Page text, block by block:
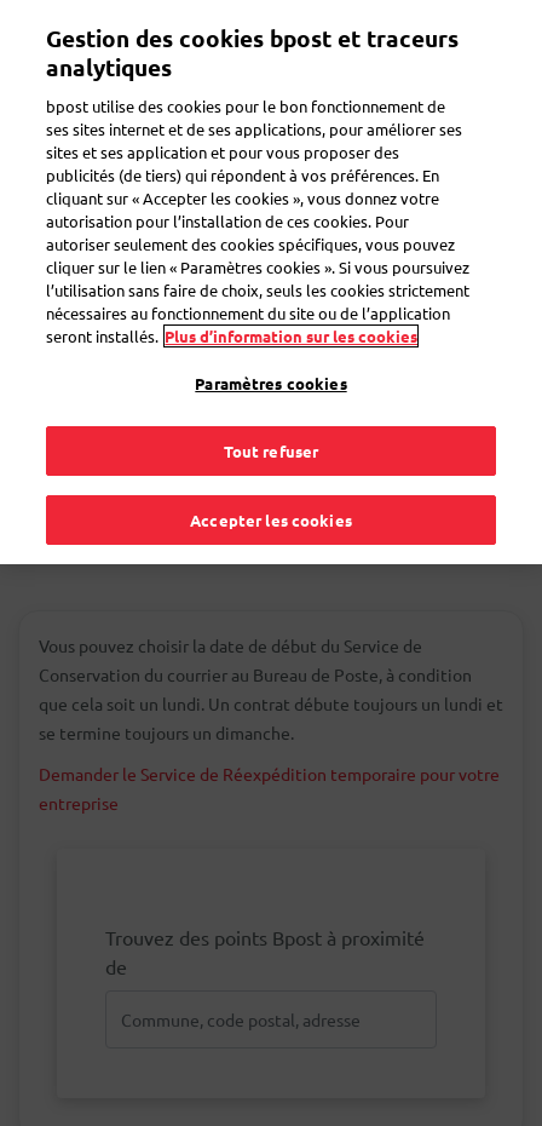
contenu
Toggle navigation
Comment cela fonctionne ?
Ma société rouvre en
milieu de semaine. Le
transfert temporaire
de courrier peut-il
cesser ce jour-là
Vous pouvez choisir la date de début du Service de
Conservation du courrier au Bureau de Poste, à condition
que cela soit un lundi. Un contrat débute toujours un lundi et
se termine toujours un dimanche.
Demander le Service de Réexpédition temporaire pour votre
entreprise
Trouvez des points Bpost à proximité
de
Gestion des cookies bpost et traceurs
analytiques
bpost utilise des cookies pour le bon fonctionnement de
ses sites internet et de ses applications, pour améliorer ses
sites et ses application et pour vous proposer des
publicités (de tiers) qui répondent à vos préférences. En
cliquant sur « Accepter les cookies », vous donnez votre
autorisation pour l’installation de ces cookies. Pour
autoriser seulement des cookies spécifiques, vous pouvez
cliquer sur le lien « Paramètres cookies ». Si vous poursuivez
l’utilisation sans faire de choix, seuls les cookies strictement
nécessaires au fonctionnement du site ou de l’application
seront installés. Plus d’information sur les cookies
Paramètres cookies
Tout refuser
Accepter les cookies